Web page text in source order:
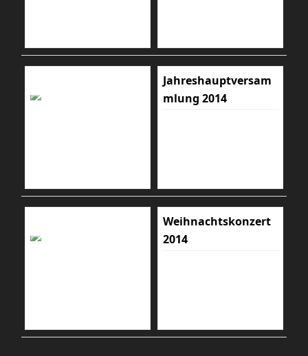
Jahreshauptversam
mlung 2014
Weihnachtskonzert
2014